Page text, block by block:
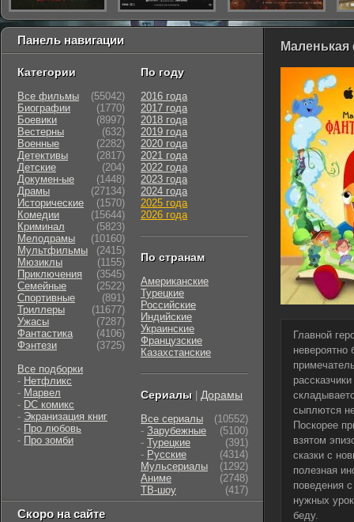
Маленькая
Главной
невероятно
сыплются
Поскорее
взятом
сказки с
полезная
поведения
нужных
беду.
Панель навигации
Категории
Все фильмы
(55042)
Биографии
(1770)
Боевики
(8997)
Вестерны
(632)
Военные
(2282)
Детективы
(2817)
Детские
(204)
Докумен-ые
(1448)
Драмы
(27134)
Исторические
(1570)
Комедии
(15644)
Криминал
(5823)
Мелодрамы
(10160)
Мультфильмы
(2415)
Мюзиклы
(1155)
Приключения
(3545)
Семейные
(2522)
Cпортивные
(891)
Триллеры
(11677)
Ужасы
(7287)
Фантастика
(4106)
Фэнтези
(3725)
Все подборки
- Нетфликс
- Марвел
- DC комикс
- Экранизация книг
- Про любовь
- Про зомби
По году
2016 года
2017 года
2018 года
2019 года
2020 года
2021 года
2022 года
2023 года
2024 года
2025 года
2026 года
По странам
Американские
Турецкие
Российские
Индийские
Украинские
Французские
Казахстанские
Сериалы Дорамы
Все сериалы
(10552)
- Зарубежные
(5100)
- Турецкие
(391)
- Русские
(4314)
Мульсериалы
(1292)
Аниме
(2748)
ТВ-шоу
(417)
Скоро на сайте